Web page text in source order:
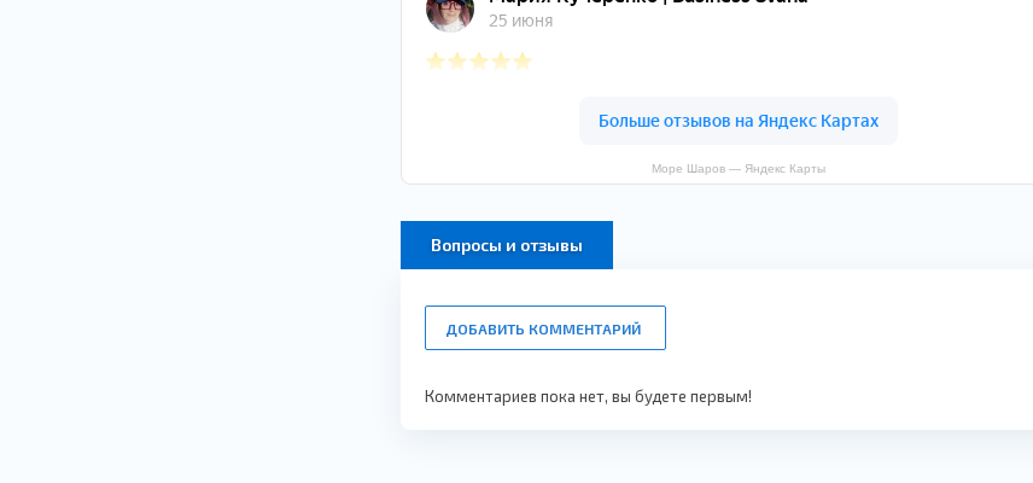
Море Шаров — Яндекс Карты
Вопросы и отзывы
ДОБАВИТЬ КОММЕНТАРИЙ
Комментариев пока нет, вы будете первым!